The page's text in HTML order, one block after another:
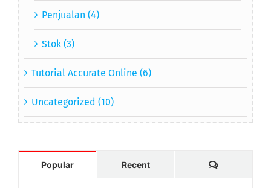
Penjualan (4)
Stok (3)
Tutorial Accurate Online (6)
Uncategorized (10)
Popular Recent Comments